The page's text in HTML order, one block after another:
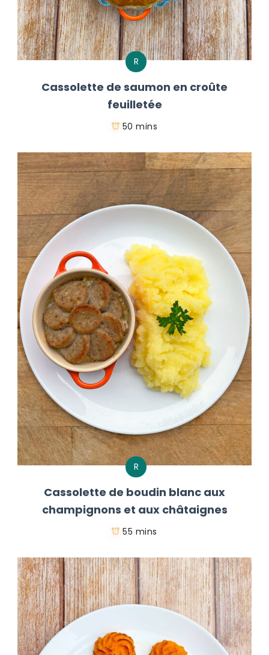
R
Cassolette de saumon en croûte
feuilletée
50 mins
R
Cassolette de boudin blanc aux
champignons et aux châtaignes
55 mins